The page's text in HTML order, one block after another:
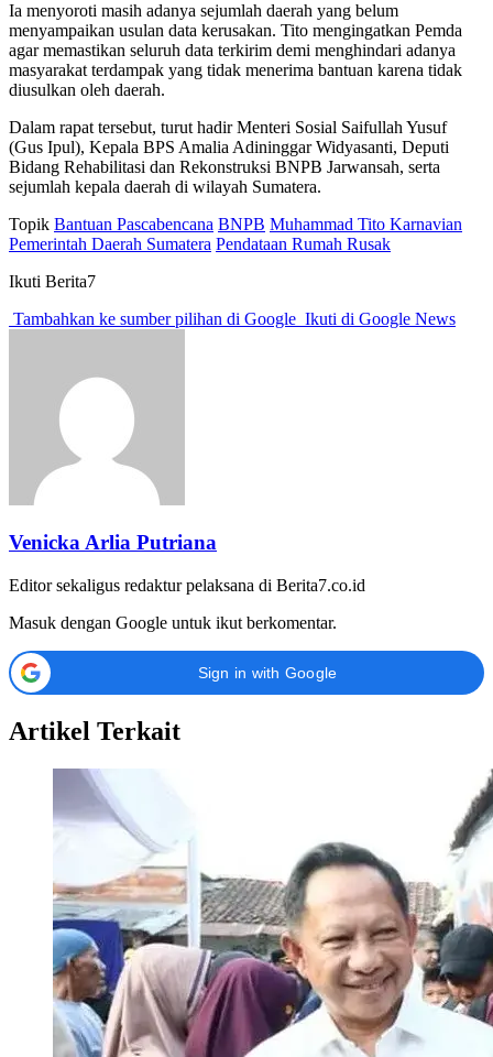
Ia menyoroti masih adanya sejumlah daerah yang belum
menyampaikan usulan data kerusakan. Tito mengingatkan Pemda
agar memastikan seluruh data terkirim demi menghindari adanya
masyarakat terdampak yang tidak menerima bantuan karena tidak
diusulkan oleh daerah.
Dalam rapat tersebut, turut hadir Menteri Sosial Saifullah Yusuf
(Gus Ipul), Kepala BPS Amalia Adininggar Widyasanti, Deputi
Bidang Rehabilitasi dan Rekonstruksi BNPB Jarwansah, serta
sejumlah kepala daerah di wilayah Sumatera.
Topik Bantuan Pascabencana BNPB Muhammad Tito Karnavian
Pemerintah Daerah Sumatera Pendataan Rumah Rusak
Ikuti Berita7
Tambahkan ke sumber pilihan di Google Ikuti di Google News
Venicka Arlia Putriana
Editor sekaligus redaktur pelaksana di Berita7.co.id
Masuk dengan Google untuk ikut berkomentar.
Sign in with Google
Artikel Terkait